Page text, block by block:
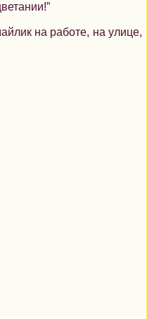
на работе, на улице,